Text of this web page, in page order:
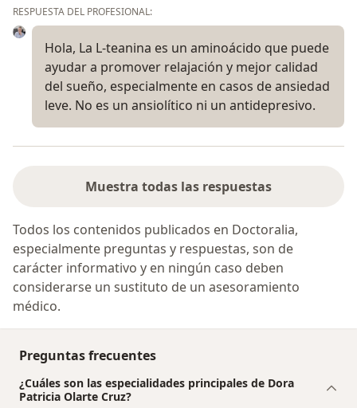
RESPUESTA DEL PROFESIONAL:
Hola, La L-teanina es un aminoácido que puede
ayudar a promover relajación y mejor calidad
del sueño, especialmente en casos de ansiedad
leve. No es un ansiolítico ni un antidepresivo.
Muestra todas las respuestas
Todos los contenidos publicados en Doctoralia,
especialmente preguntas y respuestas, son de
carácter informativo y en ningún caso deben
considerarse un sustituto de un asesoramiento
médico.
Preguntas frecuentes
¿Cuáles son las especialidades principales de Dora
Patricia Olarte Cruz?